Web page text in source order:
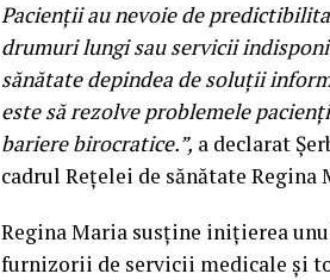
Pacienții au nevoie de
drumuri lungi sau servicii
sănătate depindea de soluții
este să rezolve problemele
bariere birocratice.”, a declarat
cadrul Rețelei de sănătate Regina
Regina Maria susține inițierea
furnizorii de servicii medicale și